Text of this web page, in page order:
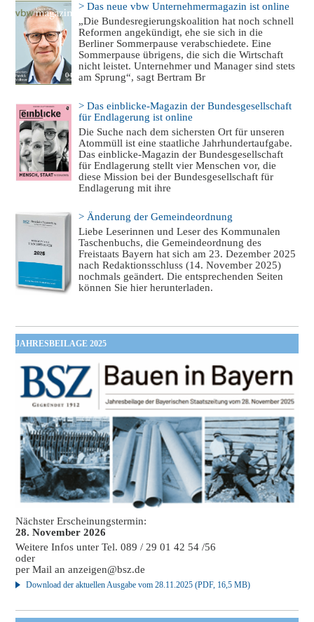
> Das neue vbw Unternehmermagazin ist online
„Die Bundesregierungskoalition hat noch schnell
Reformen angekündigt, ehe sie sich in die
Berliner Sommerpause verabschiedete. Eine
Sommerpause übrigens, die sich die Wirtschaft
nicht leistet. Unternehmer und Manager sind stets
am Sprung“, sagt Bertram Br
> Das einblicke-Magazin der Bundesgesellschaft
für Endlagerung ist online
Die Suche nach dem sichersten Ort für unseren
Atommüll ist eine staatliche Jahrhundertaufgabe.
Das einblicke-Magazin der Bundesgesellschaft
für Endlagerung stellt vier Menschen vor, die
diese Mission bei der Bundesgesellschaft für
Endlagerung mit ihre
> Änderung der Gemeindeordnung
Liebe Leserinnen und Leser des Kommunalen
Taschenbuchs, die Gemeindeordnung des
Freistaats Bayern hat sich am 23. Dezember 2025
nach Redaktionsschluss (14. November 2025)
nochmals geändert. Die entsprechenden Seiten
können Sie hier herunterladen.
JAHRESBEILAGE 2025
Nächster Erscheinungstermin:
28. November 2026
Weitere Infos unter Tel. 089 / 29 01 42 54 /56
oder
per Mail ananzeigen@bsz.de
Download der aktuellen Ausgabe vom 28.11.2025 (PDF, 16,5 MB)